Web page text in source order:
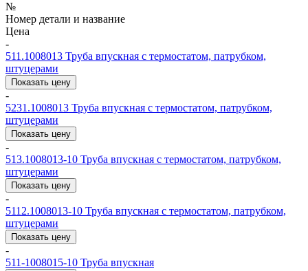
№
Номер детали и название
Цена
-
511.1008013 Труба впускная с термостатом, патрубком,
штуцерами
Показать цену
-
5231.1008013 Труба впускная с термостатом, патрубком,
штуцерами
Показать цену
-
513.1008013-10 Труба впускная с термостатом, патрубком,
штуцерами
Показать цену
-
5112.1008013-10 Труба впускная с термостатом, патрубком,
штуцерами
Показать цену
-
511-1008015-10 Труба впускная